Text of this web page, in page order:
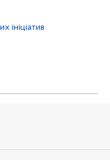
ініціатив